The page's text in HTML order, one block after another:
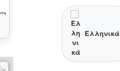
Ελληνικά